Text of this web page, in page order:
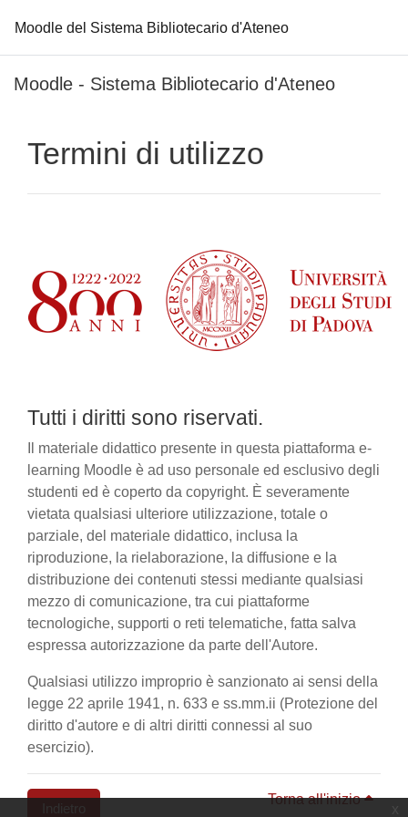
Moodle del Sistema Bibliotecario d'Ateneo
Moodle - Sistema Bibliotecario d'Ateneo
Termini di utilizzo
Tutti i diritti sono riservati.
Il materiale didattico presente in questa piattaforma e-
learning Moodle è ad uso personale ed esclusivo degli
studenti ed è coperto da copyright. È severamente
vietata qualsiasi ulteriore utilizzazione, totale o
parziale, del materiale didattico, inclusa la
riproduzione, la rielaborazione, la diffusione e la
distribuzione dei contenuti stessi mediante qualsiasi
mezzo di comunicazione, tra cui piattaforme
tecnologiche, supporti o reti telematiche, fatta salva
espressa autorizzazione da parte dell'Autore.
Qualsiasi utilizzo improprio è sanzionato ai sensi della
legge 22 aprile 1941, n. 633 e ss.mm.ii (Protezione del
diritto d'autore e di altri diritti connessi al suo
esercizio).
Torna all'inizio